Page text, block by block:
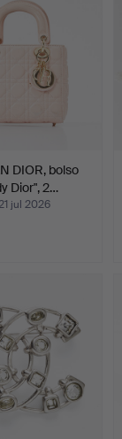
DIOR, bolso
Dior", 2…
jul 2026